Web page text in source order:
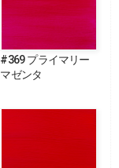
#369 プライマリー
マゼンタ